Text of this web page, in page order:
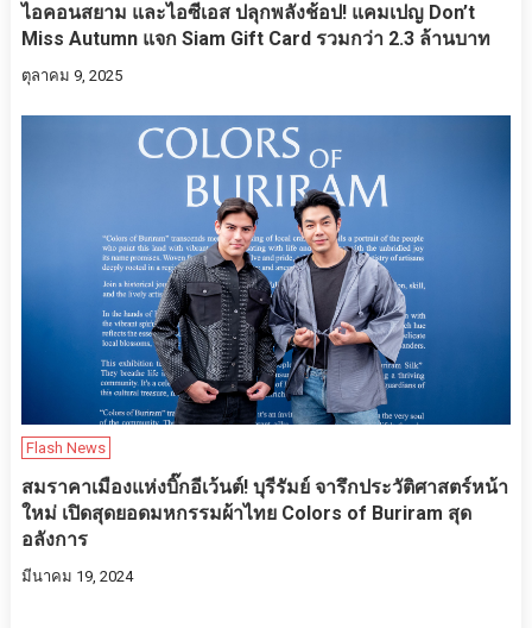
ไอคอนสยาม และไอซีเอส ปลุกพลังช้อป! แคมเปญ Don’t
Miss Autumn แจก Siam Gift Card รวมกว่า 2.3 ล้านบาท
ตุลาคม 9, 2025
Flash News
สมราคาเมืองแห่งบิ๊กอีเว้นต์! บุรีรัมย์ จารึกประวัติศาสตร์หน้า
ใหม่ เปิดสุดยอดมหกรรมผ้าไทย Colors of Buriram สุด
อลังการ
มีนาคม 19, 2024